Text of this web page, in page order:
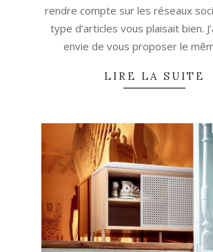
rendre compte sur les réseaux
type d’articles vous plaisait bien.
envie de vous proposer le
LIRE LA SUITE